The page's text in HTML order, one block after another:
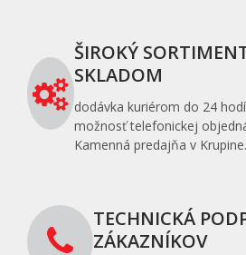
ŠIROKÝ
SKLADOM
dodávka kuriérom do 24
možnosť telefonickej
Kamenná predajňa v Krupine.
TECHNICKÁ
ZÁKAZNÍKOV